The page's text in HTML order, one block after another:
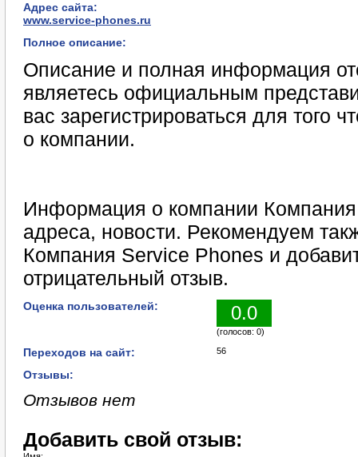
Адрес сайта:
www.service-phones.ru
Полное описание:
Описание и полная информация
являетесь официальным
вас зарегистрироваться для того
о компании.
Информация о компании
адреса, новости. Рекомендуем
Компания Service Phones и
отрицательный отзыв.
Оценка пользователей: 0.0
(голосов: 0)
Переходов на сайт: 56
Отзывы:
Отзывов нет
Добавить свой отзыв: